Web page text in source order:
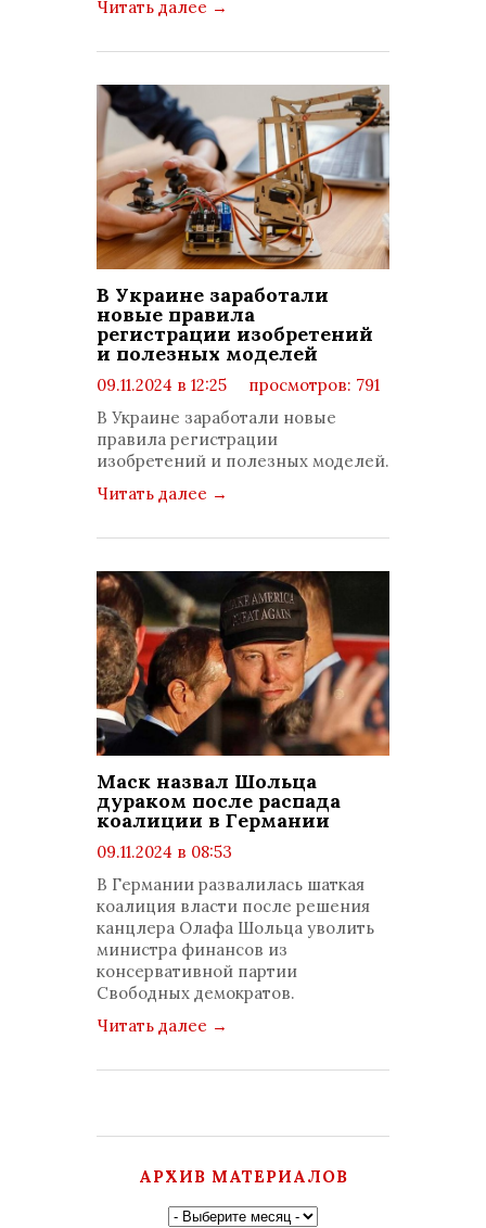
Читать далее →
В Украине заработали
новые правила
регистрации изобретений
и полезных моделей
09.11.2024 в 12:25
просмотров: 791
комментариев: 0
В Украине заработали новые
правила регистрации
изобретений и полезных моделей.
Читать далее →
Маск назвал Шольца
дураком после распада
коалиции в Германии
09.11.2024 в 08:53
просмотров: 1189
комментариев: 0
В Германии развалилась шаткая
коалиция власти после решения
канцлера Олафа Шольца уволить
министра финансов из
консервативной партии
Свободных демократов.
Читать далее →
АРХИВ МАТЕРИАЛОВ